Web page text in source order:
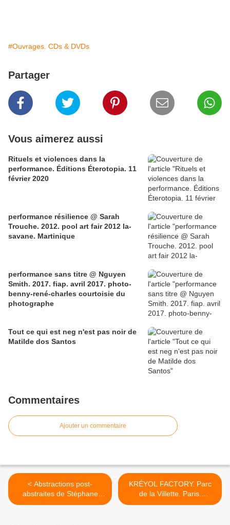
#Ouvrages. CDs & DVDs
Partager
Vous aimerez aussi
Rituels et violences dans la
performance. Éditions Éterotopia. 11
février 2020
performance résilience @ Sarah
Trouche. 2012. pool art fair 2012 la-
savane. Martinique
performance sans titre @ Nguyen
Smith. 2017. fiap. avril 2017. photo-
benny-rené-charles courtoisie du
photographe
Tout ce qui est neg n'est pas noir de
Matilde dos Santos
Commentaires
Ajouter un commentaire
< Abstractions post-
abstraites de Stéphane
Mroczkowski. Cahiers
KRÉYOL FACTORY. Parc
de la Villette. Paris.
Gallimard. 2009 >